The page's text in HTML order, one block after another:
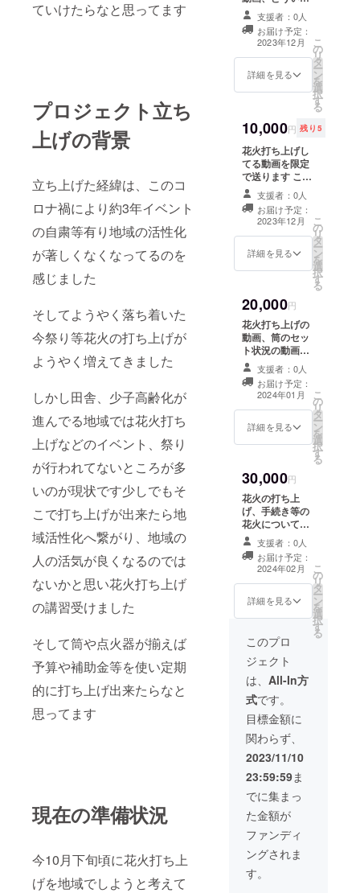
ていけたらなと思ってます
プロジェクト立ち
上げの背景
立ち上げた経緯は、このコ
ロナ禍により約3年イベント
の自粛等有り地域の活性化
が著しくなくなってるのを
感じました
そしてようやく落ち着いた
今祭り等花火の打ち上げが
ようやく増えてきました
しかし田舎、少子高齢化が
進んでる地域では花火打ち
上げなどのイベント、祭り
が行われてないところが多
いのが現状です少しでもそ
こで打ち上げが出来たら地
域活性化へ繋がり、地域の
人の活気が良くなるのでは
ないかと思い花火打ち上げ
の講習受けました
そして筒や点火器が揃えば
予算や補助金等を使い定期
的に打ち上げ出来たらなと
思ってます
現在の準備状況
今10月下旬頃に花火打ち上
げを地域でしようと考えて
風に筒がセット
されてるかの限
定動画を上げま
花火打ち上げ現
場の動画、筒の
セット動画 ・収
録時間：3分程度
聴用のURLを
メールで送信 ※
こちらの動画に
関しましては
SNSで無断転
載、公開はおや
めくださるよう
お願いします
支援者：0人
お届け予定：
2023年12月
詳細を見る
こ
の
リ
タ
ー
ン
を
選
択
す
る
10,000円 残り5
花火打ち上げし
てる動画を限定
で送ります これ
はメールにて何
個かに分けて送
らせて頂きます
1分程度動画を何
個かに分けて送
らせて頂きます
願いします
支援者：0人
お届け予定：
2023年12月
詳細を見る
こ
の
リ
タ
ー
ン
を
選
択
す
る
20,000円
花火打ち上げの
動画、筒のセッ
ト状況の動画、
手続き等の仕方
をzoomでお知ら
せするのと動画
をあげたいと思
います 花火打ち
上げの動画、筒
zoomに共有でき
る時間ないとし
ます 動画の内
容：花火打ち上
げ動画、筒の
セット動画 ・収
録時間：3分程度
・提供方法：視
聴用のURLを
メールで送信 提
供方法はzoomの
時に画面共有で
お見せするのと
同時に zoomと
は別で見たい方
は別で送らせて
頂きたいと思い
ます その場合は
メールなのか確
認したいと思い
ます 三分の動画
のものを1分程度
のものにし3個に
分けて送らせて
頂きたいと思い
ます 花火の打ち
上げ動画に関し
ては他の人へ見
せたりするのだ
けはいいとしま
す SNSでは
Twitter、インス
タまでとします
支援者：0人
お届け予定：
2024年01月
詳細を見る
こ
の
リ
タ
ー
ン
を
選
択
す
る
30,000円
花火の打ち上
げ、手続き等の
花火についての
疑問やどのよう
な仕組みなのか
気になることの
説明会＆質疑応
答の場を設けた
いと思います
zoomで設けます
月17日土曜日 14
時30からをめど
に開始したいと
思います（最終
有効期限令和6年
2月18日まで）
所要時間は1時間
をめどにします
受講日程はプロ
ジェクト終了後
させていただき
ます 使用ツール
zoom ※事前に登
録必要です
支援者：0人
お届け予定：
2024年02月
詳細を見る
こ
の
リ
タ
ー
ン
を
選
択
す
る
このプロ
ジェクト
は、 All-In方
式です。
目標金額に
関わらず、
2023/11/10
23:59:59ま
でに集まっ
た金額が
ファンディ
ングされま
す。